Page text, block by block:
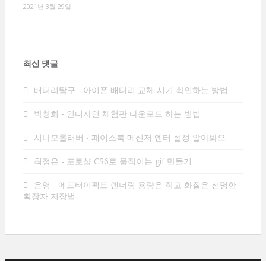
2021년 3월 29일
최신 댓글
배터리탐구 - 아이폰 배터리 교체 시기 확인하는 방법
박창희 - 인디자인 체험판 다운로드 하는 방법
시나모롤러버 - 페이스북 메신저 엔터 설정 알아봐요
최정은 - 포토샵 CS6로 움직이는 gif 만들기
은영 - 에프터이펙트 렌더링 용량은 작고 화질은 선명한
확장자 저장법